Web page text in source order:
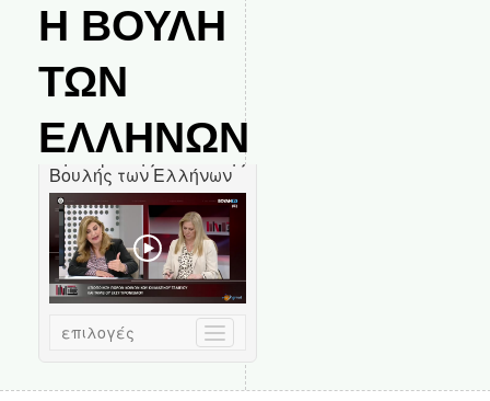
Η ΒΟΥΛΗ
ΤΩΝ
ΕΛΛΗΝΩΝ